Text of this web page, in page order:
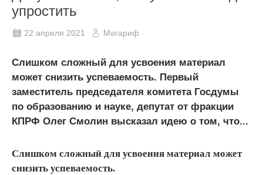
упростить
22 апреля 2021 Мәгариф
Слишком сложный для усвоения материал
может снизить успеваемость. Первый
заместитель председателя комитета Госдумы
по образованию и науке, депутат от фракции
КПРФ Олег Смолин высказал идею о том, что...
Слишком сложный для усвоения материал может
снизить успеваемость.